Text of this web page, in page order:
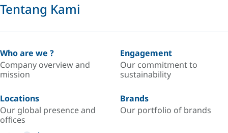
Tentang Kami
Who are we ?
Company overview and
mission
Engagement
Our commitment to
sustainability
Locations
Our global presence and
offices
Brands
Our portfolio of brands